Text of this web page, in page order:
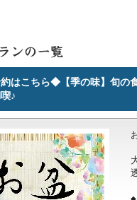
はこちら◆【季の味】旬の
♪